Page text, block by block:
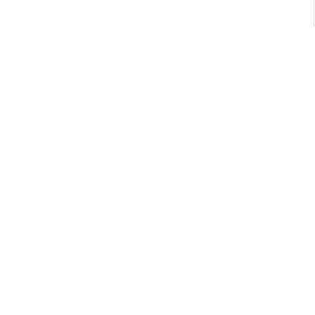
动频繁。马荣火山是菲律宾最